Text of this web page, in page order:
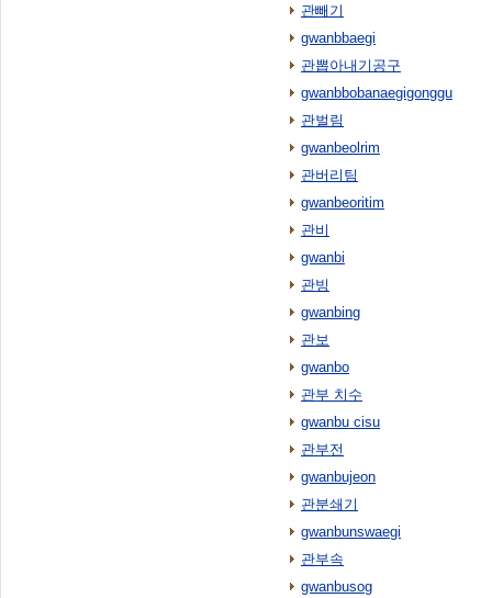
관빼기
gwanbbaegi
관뽑아내기공구
gwanbbobanaegigonggu
관벌림
gwanbeolrim
관버리팀
gwanbeoritim
관비
gwanbi
관빙
gwanbing
관보
gwanbo
관부 치수
gwanbu cisu
관부전
gwanbujeon
관분쇄기
gwanbunswaegi
관부속
gwanbusog